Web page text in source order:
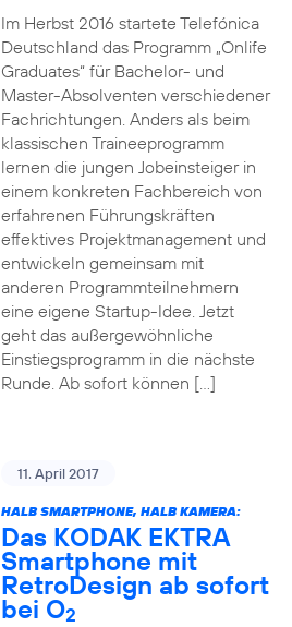
Im Herbst 2016 startete Telefónica
Deutschland das Programm „Onlife
Graduates“ für Bachelor- und
Master-Absolventen verschiedener
Fachrichtungen. Anders als beim
klassischen Traineeprogramm
lernen die jungen Jobeinsteiger in
einem konkreten Fachbereich von
erfahrenen Führungskräften
effektives Projektmanagement und
entwickeln gemeinsam mit
anderen Programmteilnehmern
eine eigene Startup-Idee. Jetzt
geht das außergewöhnliche
Einstiegsprogramm in die nächste
Runde. Ab sofort können […]
11. April 2017
HALB SMARTPHONE, HALB KAMERA:
Das KODAK EKTRA
Smartphone mit
RetroDesign ab sofort
bei O2